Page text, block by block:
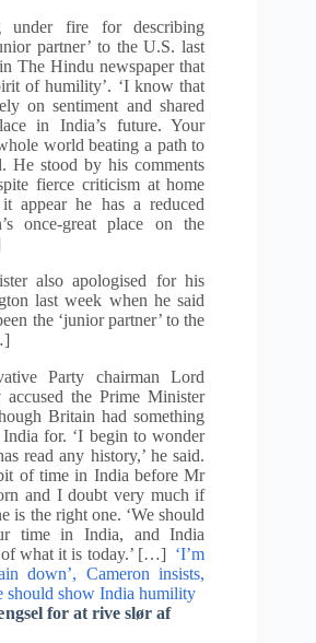
under fire for describing
partner’ to the U.S. last
The Hindu newspaper that
of humility’. ‘I know that
on sentiment and shared
in India’s future. Your
world beating a path to
He stood by his comments
fierce criticism at home
appear he has a reduced
once-great place on the
also apologised for his
last week when he said
the ‘junior partner’ to the
Party chairman Lord
accused the Prime Minister
Britain had something
India for. ‘I begin to wonder
read any history,’ he said.
of time in India before Mr
and I doubt very much if
is the right one. ‘We should
time in India, and India
what it is today.’ […] ‘I’m
down’, Cameron insists,
should show India humility
for at rive slør af